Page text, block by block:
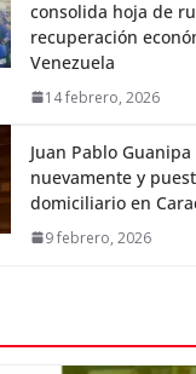
consolida hoja de
recuperación
Venezuela
14 febrero, 2026
Juan Pablo
nuevamente y
domiciliario en
9 febrero, 2026